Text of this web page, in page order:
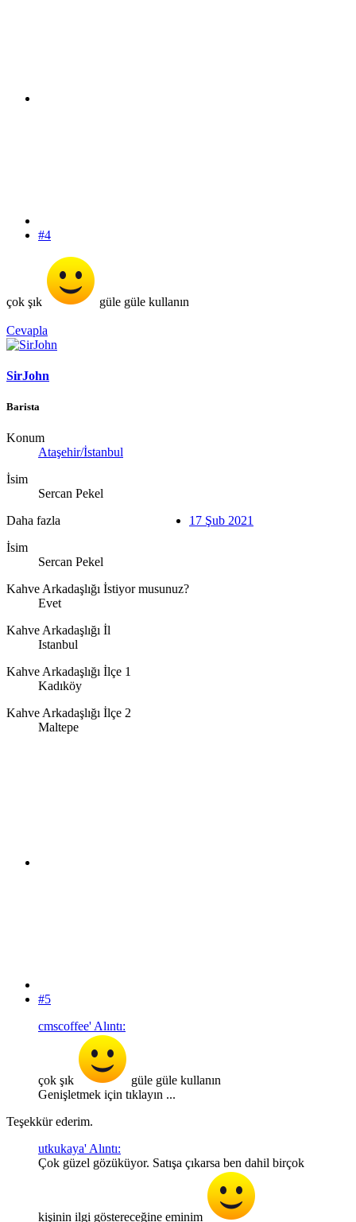
#4
çok şık güle güle kullanın
Cevapla
SirJohn
Barista
Konum
Ataşehir/İstanbul
İsim
Sercan Pekel
Daha fazla
İsim
Sercan Pekel
Kahve Arkadaşlığı İstiyor musunuz?
Evet
Kahve Arkadaşlığı İl
Istanbul
Kahve Arkadaşlığı İlçe 1
Kadıköy
Kahve Arkadaşlığı İlçe 2
Maltepe
17 Şub 2021
#5
cmscoffee' Alıntı:
çok şık
güle güle kullanın
Genişletmek için tıklayın ...
Teşekkür ederim.
utkukaya' Alıntı:
Çok güzel gözüküyor. Satışa çıkarsa ben dahil birçok
kişinin ilgi göstereceğine eminim